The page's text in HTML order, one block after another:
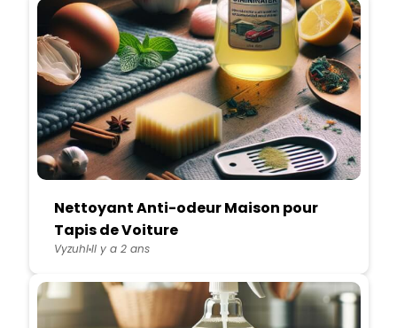
Nettoyant Anti-odeur Maison pour
Tapis de Voiture
VyzuhlIl y a 2 ans